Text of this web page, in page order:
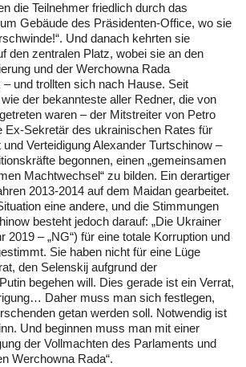
die Teilnehmer friedlich durch das
Gebäude des Präsidenten-Office, wo sie
Und danach kehrten sie
den zentralen Platz, wobei sie an den
und der Werchowna Rada
und trollten sich nach Hause. Seit
der bekannteste aller Redner, die von
waren – der Mitstreiter von Petro
Ex-Sekretär des ukrainischen Rates für
Verteidigung Alexander Turtschinow –
begonnen, einen „gemeinsamen
Machtwechsel“ zu bilden. Ein derartiger
2013-2014 auf dem Maidan gearbeitet.
eine andere, und die Stimmungen
besteht jedoch darauf: „Die Ukrainer
2019 – „NG“) für eine totale Korruption und
Sie haben nicht für eine Lüge
den Selenskij aufgrund der
begehen will. Dies gerade ist ein Verrat,
Daher muss man sich festlegen,
getan werden soll. Notwendig ist
Und beginnen muss man mit einer
der Vollmachten des Parlaments und
Werchowna Rada“.